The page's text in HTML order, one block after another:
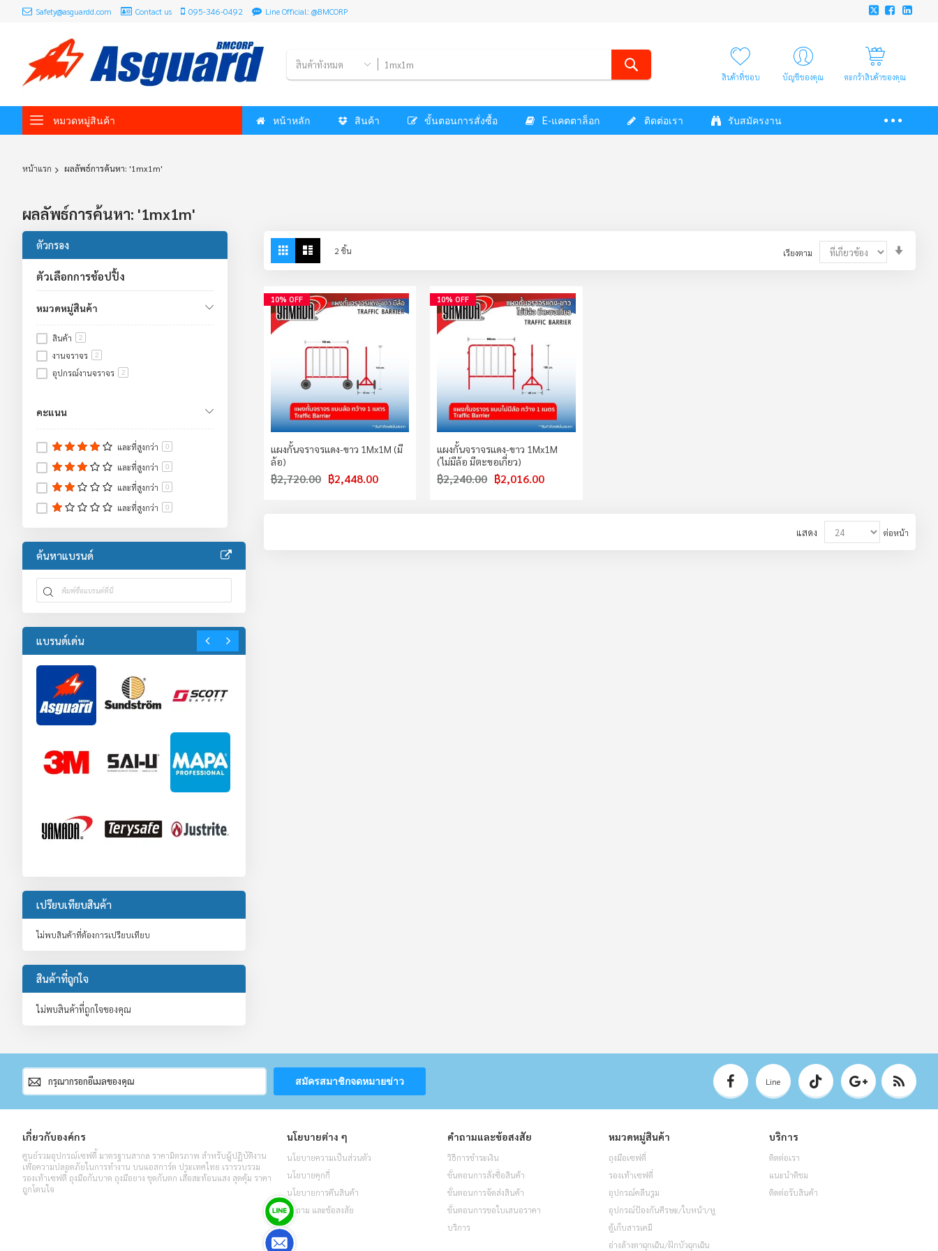
Safety@asguardd.com Contact us 095-346-0492 Line Official: @BMCORP
สินค้าทั้งหมด
สินค้าที่ชอบ บัญชีของคุณ ตะกร้าสินค้าของคุณ
หมวดหมู่สินค้า หน้าหลัก สินค้า ขั้นตอนการสั่งซื้อ E-แคตตาล็อก ติดต่อเรา รับสมัครงาน
หน้าแรก ผลลัพธ์การค้นหา: '1mx1m'
ผลลัพธ์การค้นหา: '1mx1m'
View
as
Grid 2 ชิ้น เรียงตาม
10% OFF
แผงกั้นจราจรแดง-ขาว 1Mx1M (มี
ล้อ)
฿2,448.00
฿2,720.00
10% OFF
แผงกั้นจราจรแดง-ขาว 1Mx1M
(ไม่มีล้อ มีตะขอเกี่ยว)
฿2,016.00
฿2,240.00
แสดง ต่อหน้า
ตัวกรอง
ตัวเลือกการช้อปปิ้ง
หมวดหมู่สินค้า
สินค้า 2
งานจราจร 2
อุปกรณ์งานจราจร 2
คะแนน
และที่สูงกว่า 0
และที่สูงกว่า 0
และที่สูงกว่า 0
และที่สูงกว่า 0
ค้นหาแบรนด์
แบรนด์เด่น
เปรียบเทียบสินค้า
ไม่พบสินค้าที่ต้องการเปรียบเทียบ
สินค้าที่ถูกใจ
ไม่พบสินค้าที่ถูกใจของคุณ
สมัคร
สมาชิก
จดหมาย
ข่าว
สมัครสมาชิกจดหมายข่าว Line
เกี่ยวกับองค์กร
ศูนย์รวมอุปกรณ์เซฟตี้ มาตรฐานสากล ราคามิตรภาพ สำหรับผู้ปฏิบัติงาน
เพื่อความปลอดภัยในการทำงาน บนแอสการ์ด ประเทศไทย เรารวบรวม
รองเท้าเซฟตี้ ถุงมือกันบาด ถุงมือยาง ชุดกันตก เสื้อสะท้อนแสง สุดคุ้ม ราคา
ถูกโดนใจ
นโยบายต่าง ๆ
นโยบายความเป็นส่วนตัว
นโยบายคุกกี้
นโยบายการคืนสินค้า
คำถาม และข้อสงสัย
คำถามและข้อสงสัย
วิธีการชำระเงิน
ขั้นตอนการสั่งซื้อสินค้า
ขั้นตอนการจัดส่งสินค้า
ขั้นตอนการขอใบเสนอราคา
บริการ
หมวดหมู่สินค้า
ถุงมือเซฟตี้
รองเท้าเซฟตี้
อุปกรณ์คลีนรูม
อุปกรณ์ป้องกันศีรษะ/ใบหน้า/หู
ตู้เก็บสารเคมี
อ่างล้างตาฉุกเฉิน/ฝักบัวฉุกเฉิน
บริการ
ติดต่อเรา
แนะนำติชม
ติดต่อรับสินค้า